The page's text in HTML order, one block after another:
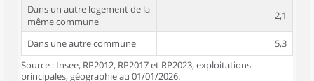
Dans un autre logement de la
même commune
2,1
Dans une autre commune
5,3
Source : Insee, RP2012, RP2017 et RP2023, exploitations
principales, géographie au 01/01/2026.